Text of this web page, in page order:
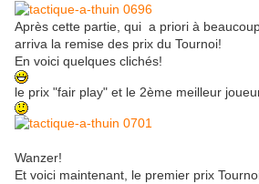
Après cette partie, qui a priori à
arriva la remise des prix du Tournoi!
En voici quelques clichés!
le prix "fair play" et le 2ème meilleur
Wanzer!
Et voici maintenant, le premier prix